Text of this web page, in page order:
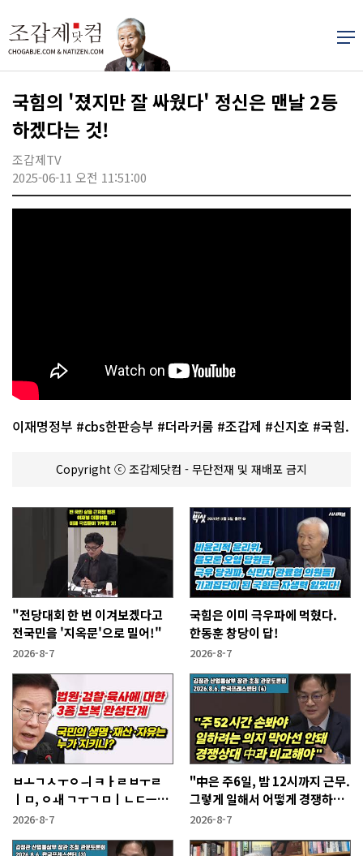
국힘의 '졌지만 잘 싸웠다' 정신은 맨날 2등
하겠다는 것!
조갑제TV
2025-06-11 오전 11:51:00
이재명정부 #cbs한판승부 #더라커룸 #조갑제 #신지호 #국힘.
Copyright ⓒ 조갑제닷컴 - 무단전재 및 재배포 금지
"전당대회 한 번 이겨보겠다고
전국민을 '지옥문'으로 밀어!"
2026-8-7
국힘은 이미 극우파에 먹혔다.
한동훈 창당이 답!
2026-8-7
ㅂㅗㄱㅅㅜㅇㅢ ㅋㅏㄹㅂㅜㄹ
ㅣㅁ, ㅇㅙ ㄱㅜㄱㅁㅣㄴㄷㅡㄹ
ㅇㅣ ㄷㅏㅇㅎㅐㅇㅑ ㅎㅏㄴㅏ?
2026-8-7
"中은 주6일, 밤 12시까지 근무.
그렇게 일해서 어떻게 경쟁하냐
반문하더라"
2026-8-7